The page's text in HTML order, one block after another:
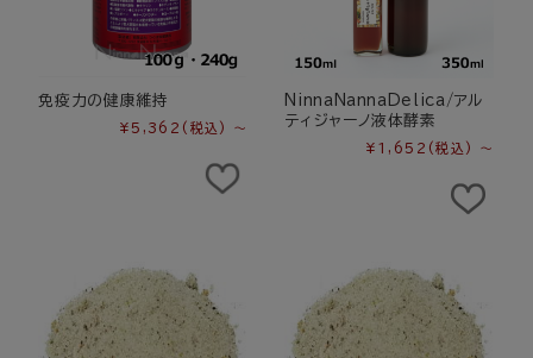
免疫力の健康維持
¥5,362 (税込) ～
NinnaNannaDelica/アル
ティジャーノ液体酵素
¥1,652 (税込) ～